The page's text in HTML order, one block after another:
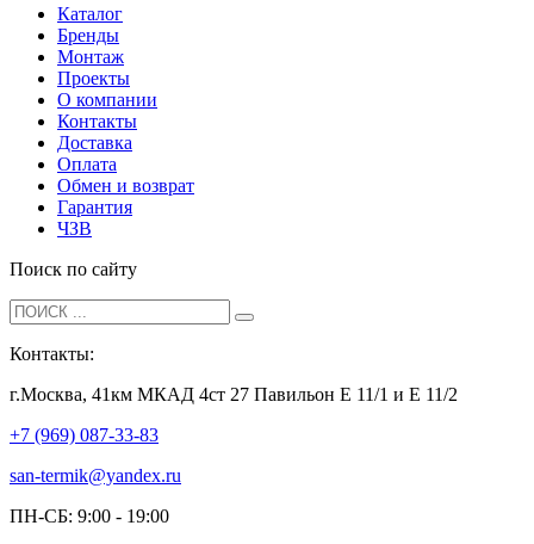
Каталог
Бренды
Монтаж
Проекты
О компании
Контакты
Доставка
Оплата
Обмен и возврат
Гарантия
ЧЗВ
Поиск по сайту
Контакты:
г.Москва, 41км МКАД 4ст 27 Павильон Е 11/1 и Е 11/2
+7 (969) 087-33-83
san-termik@yandex.ru
ПН-СБ: 9:00 - 19:00